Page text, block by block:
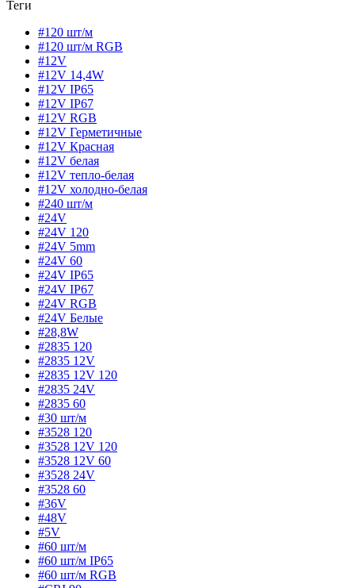
Теги
#120 шт/м
#120 шт/м RGB
#12V
#12V 14,4W
#12V IP65
#12V IP67
#12V RGB
#12V Герметичные
#12V Красная
#12V белая
#12V тепло-белая
#12V холодно-белая
#240 шт/м
#24V
#24V 120
#24V 5mm
#24V 60
#24V IP65
#24V IP67
#24V RGB
#24V Белые
#28,8W
#2835 120
#2835 12V
#2835 12V 120
#2835 24V
#2835 60
#30 шт/м
#3528 120
#3528 12V 120
#3528 12V 60
#3528 24V
#3528 60
#36V
#48V
#5V
#60 шт/м
#60 шт/м IP65
#60 шт/м RGB